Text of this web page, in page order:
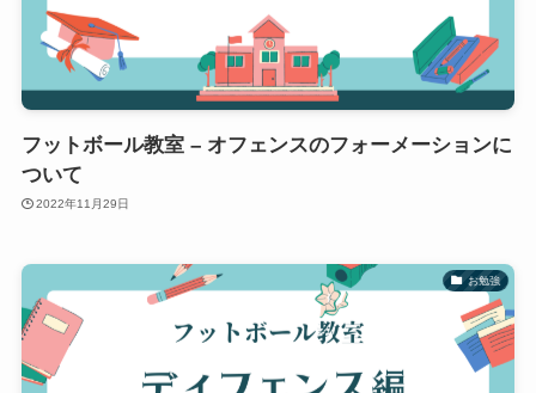
フットボール教室 – オフェンスのフォーメーションに
ついて
2022年11月29日
お勉強